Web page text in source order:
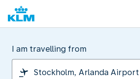
I am travelling from